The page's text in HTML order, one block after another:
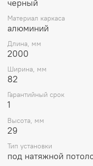
черный
Материал каркаса
алюминий
Длина, мм
2000
Ширина, мм
82
Гарантийный срок
1
Высота, мм
29
Тип установки
под натяжной